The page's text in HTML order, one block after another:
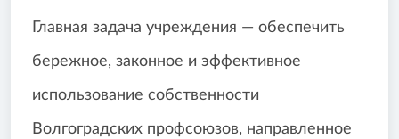
Главная задача учреждения — обеспечить
бережное, законное и эффективное
использование собственности
Волгоградских профсоюзов, направленное